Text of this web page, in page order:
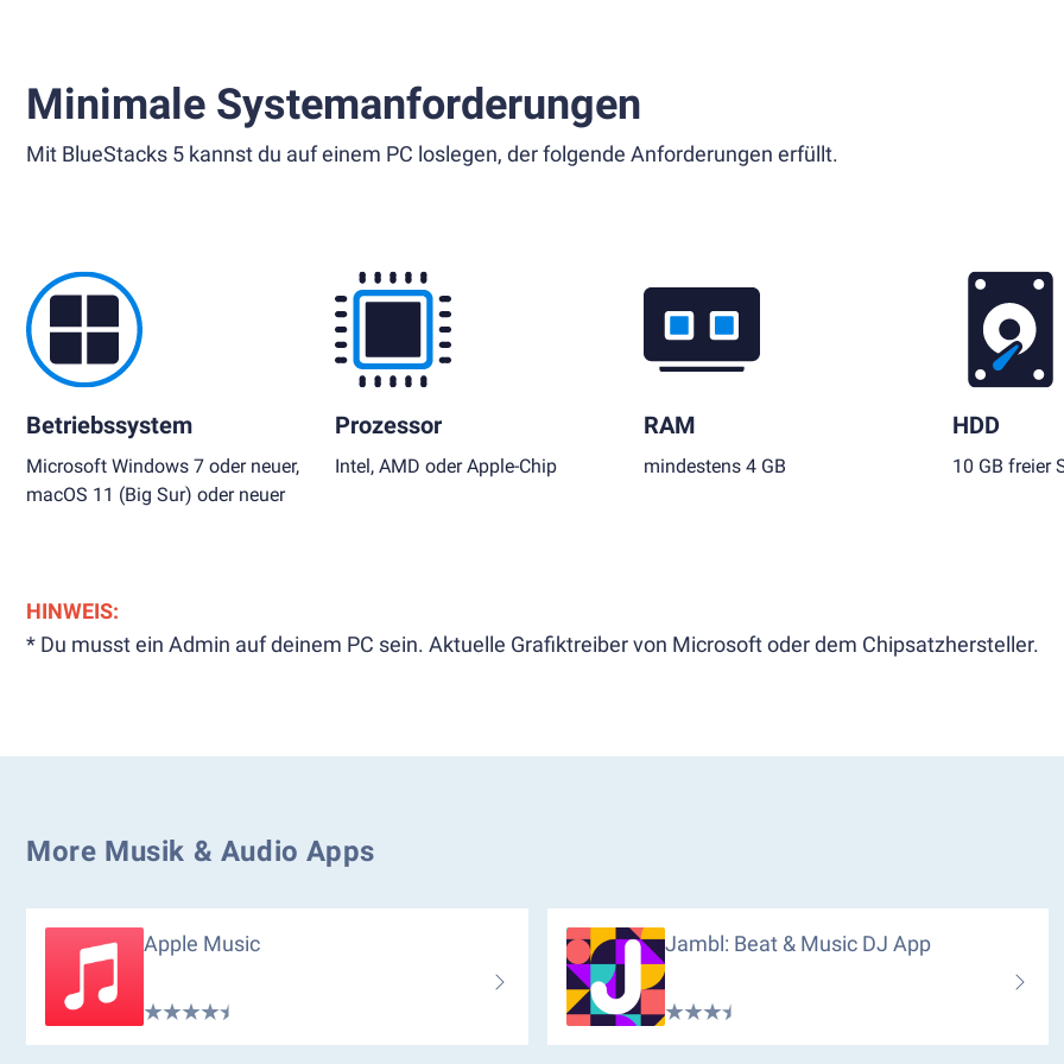
Minimale Systemanforderungen
Mit BlueStacks 5 kannst du auf einem PC loslegen, der folgende Anforderungen erfüllt.
Betriebssystem
Microsoft Windows 7 oder neuer,
macOS 11 (Big Sur) oder neuer
Prozessor
Intel, AMD oder Apple-Chip
RAM
mindestens 4 GB
HDD
10 GB freier
HINWEIS:
* Du musst ein Admin auf deinem PC sein. Aktuelle Grafiktreiber von Microsoft oder dem Chipsatzhersteller.
More Musik & Audio Apps
Apple Music Jambl: Beat & Music DJ App